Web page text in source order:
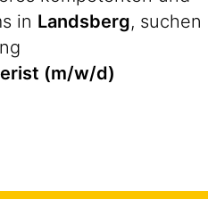
in Landsberg, suchen
(m/w/d)